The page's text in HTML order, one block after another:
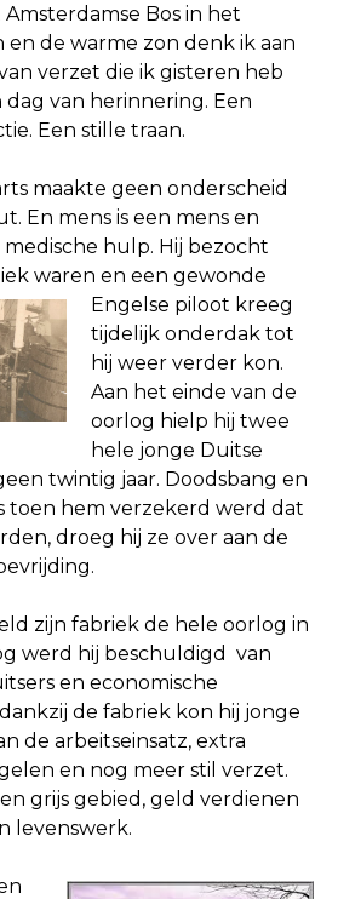
Bos in het
de warme zon denk ik aan
verzet die ik gisteren heb
dag van herinnering. Een
Een stille traan.
maakte geen onderscheid
En mens is een mens en
hulp. Hij bezocht
waren en een gewonde
Engelse pil oot kreeg
tijdelijk onderdak tot
hij weer verder kon.
Aan het einde van de
oorlog hielp hij twee
hele jonge Duitse
twintig jaar. Doodsbang en
toen hem verzekerd werd dat
droeg hij ze over aan de
zijn fabriek de hele oorlog in
werd hij beschuldigd van
en economische
de fabriek kon hij jonge
de arbeitseinsatz, extra
en nog meer stil verzet.
grijs gebied, geld verdienen
levenswerk.